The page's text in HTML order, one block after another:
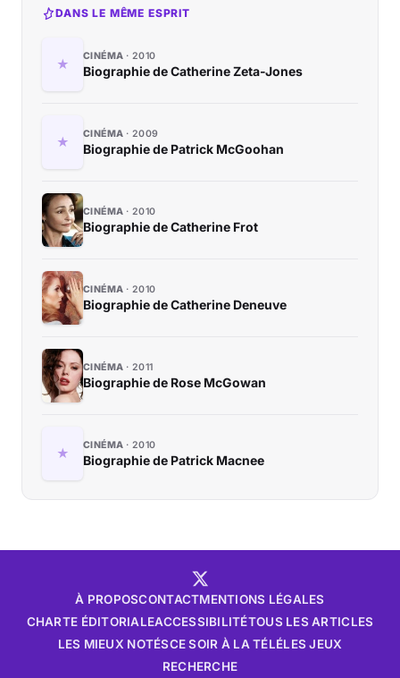
DANS LE MÊME ESPRIT
CINÉMA 2010
Biographie de Catherine Zeta-Jones
CINÉMA 2009
Biographie de Patrick McGoohan
CINÉMA 2010
Biographie de Catherine Frot
CINÉMA 2010
Biographie de Catherine Deneuve
CINÉMA 2011
Biographie de Rose McGowan
CINÉMA 2010
Biographie de Patrick Macnee
À PROPOSCONTACTMENTIONS LÉGALES
CHARTE ÉDITORIALEACCESSIBILITÉTOUS LES ARTICLES
LES MIEUX NOTÉSCE SOIR À LA TÉLÉLES JEUX
RECHERCHE